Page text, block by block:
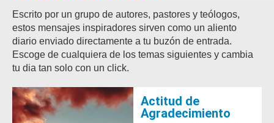
Escrito por un grupo de autores, pastores y teólogos,
estos mensajes inspiradores sirven como un aliento
diario enviado directamente a tu buzón de entrada.
Escoge de cualquiera de los temas siguientes y cambia
tu dia tan solo con un click.
Actitud de
Agradecimiento